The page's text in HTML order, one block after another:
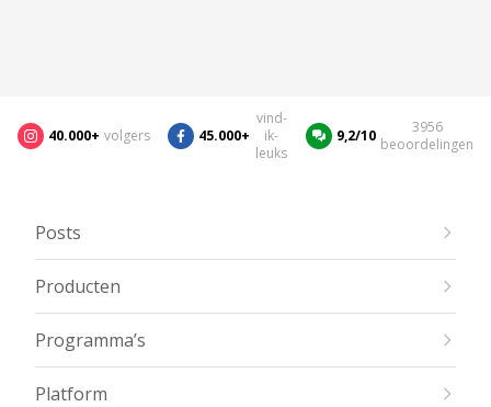
40.000+ volgers 45.000+
vind-
ik-
leuks
9,2/10
3956
beoordelingen
Posts
Producten
Programma’s
Platform